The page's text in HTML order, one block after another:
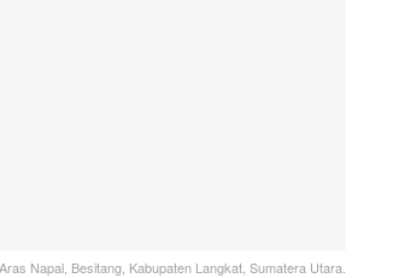
Napal, Besitang, Kabupaten Langkat, Sumatera Utara.